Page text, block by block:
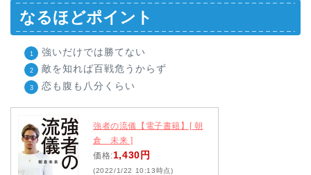
なるほどポイント
強いだけでは勝てない
敵を知れば百戦危うからず
恋も腹も八分くらい
強者の流儀【電子書籍】[ 朝
倉 未来 ]
価格:1,430円
(2022/1/22 10:13時点)